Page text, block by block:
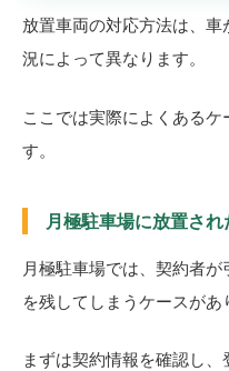
放置車両の対応方法は、
況によって異なります。
ここでは実際によくある
す。
月極駐車場に放置さ
月極駐車場では、契約者
を残してしまうケースがあ
まずは契約情報を確認し